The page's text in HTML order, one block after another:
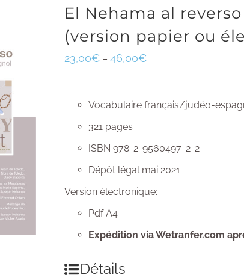
El Nehama al
(version papier ou
23,00€ –46,00€
Vocabulaire français/judéo-
321 pages
ISBN 978-2-9560497-2-2
Dépôt légal mai 2021
Version électronique:
Pdf A4
Expédition via Wetranfer.com
Détails